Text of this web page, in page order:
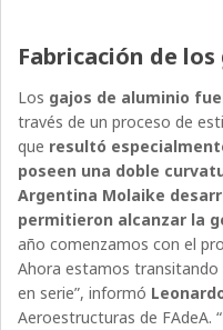
Fabricación de los
Los gajos de aluminio
través de un proceso de
que resultó
poseen una doble
Argentina Molaike
permitieron alcanzar la
año comenzamos con el
Ahora estamos
en serie”, informó
Aeroestructuras de FAdeA.